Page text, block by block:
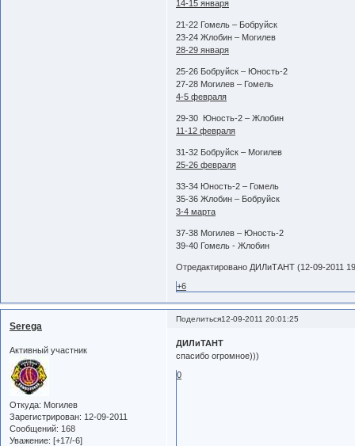
14-15 января
21-22 Гомель – Бобруйск
23-24 Жлобин – Могилев
28-29 января
25-26 Бобруйск – Юность-2
27-28 Могилев – Гомель
4-5 февраля
29-30 Юность-2 – Жлобин
11-12 февраля
31-32 Бобруйск – Могилев
25-26 февраля
33-34 Юность-2 – Гомель
35-36 Жлобин – Бобруйск
3-4 марта
37-38 Могилев – Юность-2
39-40 Гомель - Жлобин
Отредактировано ДИЛиТАНТ (12-09-2011
+6
Поделиться12-09-2011 20:01:25
Serega
Активный участник
Откуда: Могилев
Зарегистрирован: 12-09-2011
Сообщений: 168
Уважение: [+17/-6]
ДИЛиТАНТ
спасибо огромное)))
0